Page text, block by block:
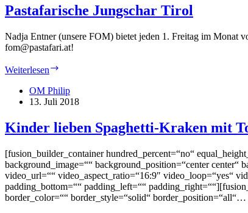
Pastafarische Jungschar Tirol
Nadja Entner (unsere FOM) bietet jeden 1. Freitag im Monat
fom@pastafari.at!
Weiterlesen
Tirol
OM Philip
13. Juli 2018
Kinder lieben Spaghetti-Kraken mit
[fusion_builder_container hundred_percent=“no“
background_image=““ background_position=“center center“
video_url=““ video_aspect_ratio=“16:9″ video_loop=“yes“
padding_bottom=““ padding_left=““
border_color=““ border_style=“solid“ border_position=“all“…